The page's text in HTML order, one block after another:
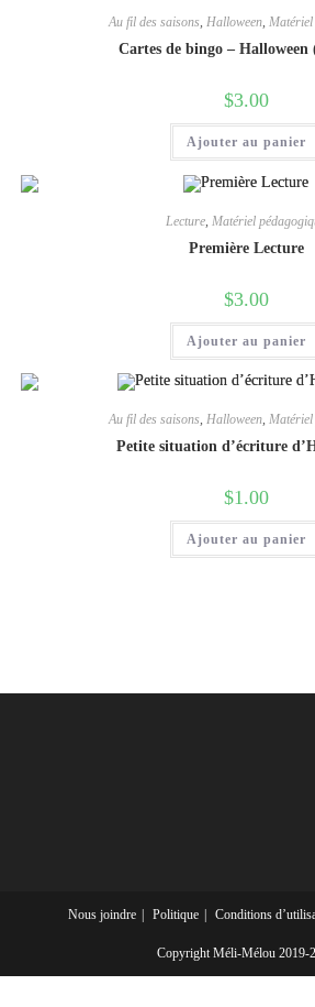
Au fil des saisons, Halloween, Matériel
Cartes de bingo – Halloween
$3.00
Ajouter au panier
Lecture, Matériel
Première Lecture
$3.00
Ajouter au panier
Au fil des saisons, Halloween, Matériel
Petite situation d’écriture
$1.00
Ajouter au panier
Nous joindre Politique Conditions
Copyright Méli-Mélou 2019-